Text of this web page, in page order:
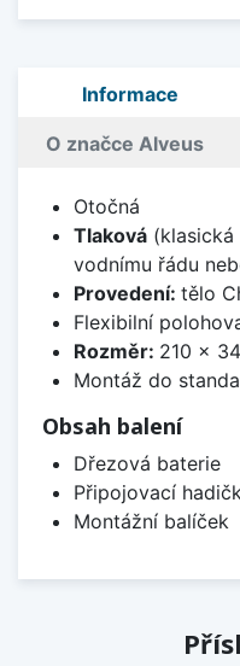
Informace
O značce Alveus
Otočná
Tlaková(klasická
vodnímu řádu
Provedení: tělo
Flexibilní
Rozměr: 210 x
Montáž do
Obsah balení
Dřezová baterie
Připojovací
Montážní balíček